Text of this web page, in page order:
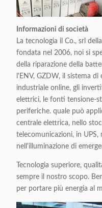
Informazioni di società
La tecnologia il Co., srl
fondata nel 2006, noi si
della riparazione della
l'ENV, GZDW, il sistema di
industriale online, gli
elettrici, le fonti tensione-
periferiche. quale può
centrale elettrica, nello
telecomunicazioni, in
nell'illuminazione di
Tecnologia superiore,
sempre il nostro scopo.
per portare più energia al